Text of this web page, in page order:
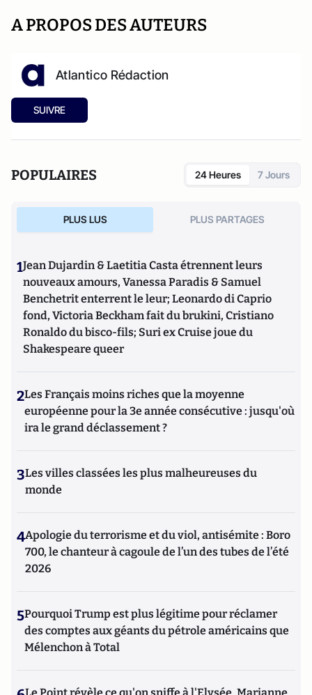
A PROPOS DES AUTEURS
Atlantico Rédaction
SUIVRE
POPULAIRES 24 Heures 7 Jours
PLUS LUS PLUS PARTAGES
1Jean Dujardin & Laetitia Casta étrennent leurs
nouveaux amours, Vanessa Paradis & Samuel
Benchetrit enterrent le leur; Leonardo di Caprio
fond, Victoria Beckham fait du brukini, Cristiano
Ronaldo du bisco-fils; Suri ex Cruise joue du
Shakespeare queer
2Les Français moins riches que la moyenne
européenne pour la 3e année consécutive : jusqu'où
ira le grand déclassement ?
3Les villes classées les plus malheureuses du
monde
4Apologie du terrorisme et du viol, antisémite : Boro
700, le chanteur à cagoule de l’un des tubes de l’été
2026
5Pourquoi Trump est plus légitime pour réclamer
des comptes aux géants du pétrole américains que
Mélenchon à Total